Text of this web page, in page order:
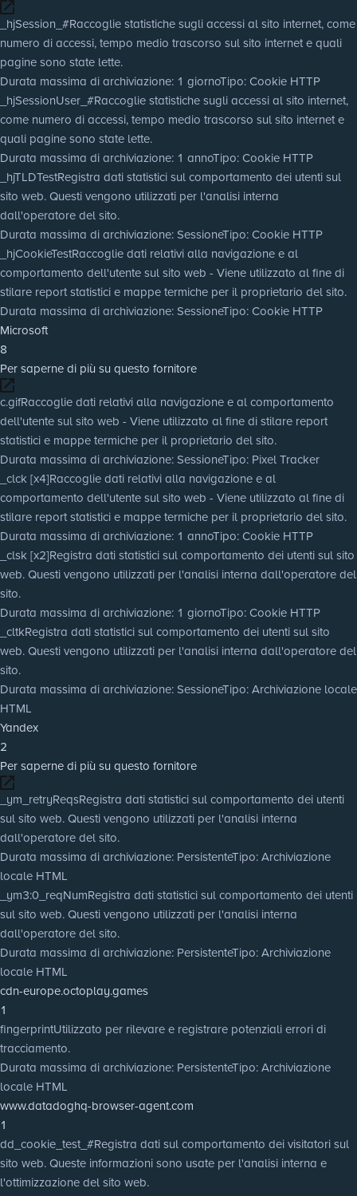
_hjSession_#Raccoglie statistiche sugli accessi al sito internet, come
numero di accessi, tempo medio trascorso sul sito internet e quali
pagine sono state lette.
Durata massima di archiviazione: 1 giornoTipo: Cookie HTTP
_hjSessionUser_#Raccoglie statistiche sugli accessi al sito internet,
come numero di accessi, tempo medio trascorso sul sito internet e
quali pagine sono state lette.
Durata massima di archiviazione: 1 annoTipo: Cookie HTTP
_hjTLDTestRegistra dati statistici sul comportamento dei utenti sul
sito web. Questi vengono utilizzati per l'analisi interna
dall'operatore del sito.
Durata massima di archiviazione: SessioneTipo: Cookie HTTP
_hjCookieTestRaccoglie dati relativi alla navigazione e al
comportamento dell'utente sul sito web - Viene utilizzato al fine di
stilare report statistici e mappe termiche per il proprietario del sito.
Durata massima di archiviazione: SessioneTipo: Cookie HTTP
Microsoft
8
Per saperne di più su questo fornitore
c.gifRaccoglie dati relativi alla navigazione e al comportamento
dell'utente sul sito web - Viene utilizzato al fine di stilare report
statistici e mappe termiche per il proprietario del sito.
Durata massima di archiviazione: SessioneTipo: Pixel Tracker
_clck [x4]Raccoglie dati relativi alla navigazione e al
comportamento dell'utente sul sito web - Viene utilizzato al fine di
stilare report statistici e mappe termiche per il proprietario del sito.
Durata massima di archiviazione: 1 annoTipo: Cookie HTTP
_clsk [x2]Registra dati statistici sul comportamento dei utenti sul sito
web. Questi vengono utilizzati per l'analisi interna dall'operatore del
sito.
Durata massima di archiviazione: 1 giornoTipo: Cookie HTTP
_cltkRegistra dati statistici sul comportamento dei utenti sul sito
web. Questi vengono utilizzati per l'analisi interna dall'operatore del
sito.
Durata massima di archiviazione: SessioneTipo: Archiviazione locale
HTML
Yandex
2
Per saperne di più su questo fornitore
_ym_retryReqsRegistra dati statistici sul comportamento dei utenti
sul sito web. Questi vengono utilizzati per l'analisi interna
dall'operatore del sito.
Durata massima di archiviazione: PersistenteTipo: Archiviazione
locale HTML
_ym3:0_reqNumRegistra dati statistici sul comportamento dei utenti
sul sito web. Questi vengono utilizzati per l'analisi interna
dall'operatore del sito.
Durata massima di archiviazione: PersistenteTipo: Archiviazione
locale HTML
cdn-europe.octoplay.games
1
fingerprintUtilizzato per rilevare e registrare potenziali errori di
tracciamento.
Durata massima di archiviazione: PersistenteTipo: Archiviazione
locale HTML
www.datadoghq-browser-agent.com
1
dd_cookie_test_#Registra dati sul comportamento dei visitatori sul
sito web. Queste informazioni sono usate per l'analisi interna e
l'ottimizzazione del sito web.